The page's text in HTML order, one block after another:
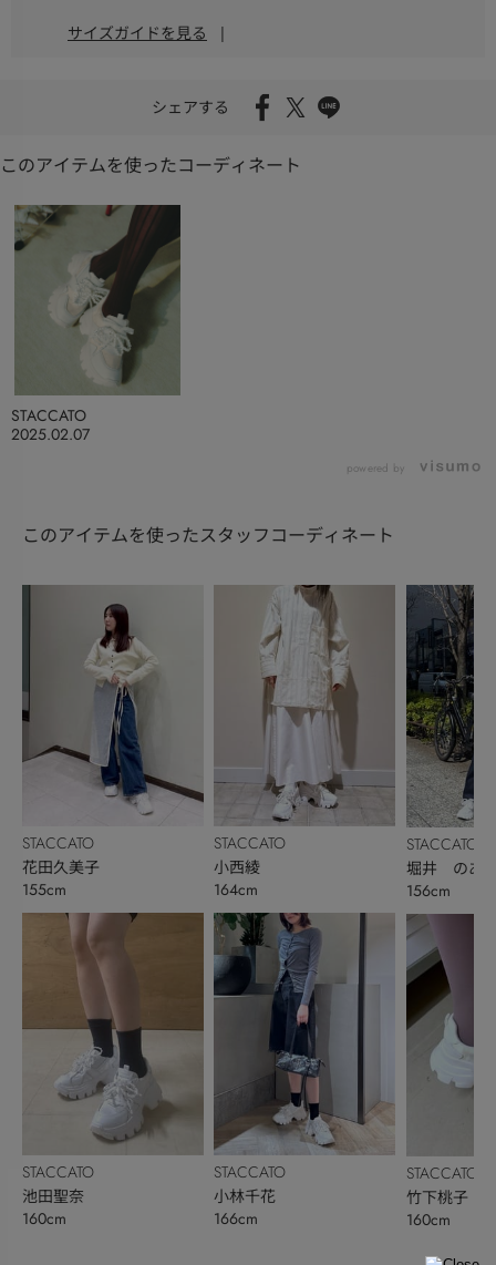
サイズガイドを見る |
シェアする
このアイテムを使ったコーディネート
2025.02.07
STACCATO
powered by
このアイテムを使ったスタッフコーディネート
STACCATO
花田久美子
155cm
STACCATO
池田聖奈
160cm
STACCATO
小西綾
164cm
STACCATO
小林千花
166cm
STACCATO
堀井 のあ
156cm
STACCATO
竹下桃子
160cm